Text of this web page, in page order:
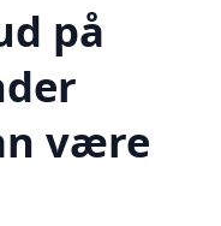
på
være